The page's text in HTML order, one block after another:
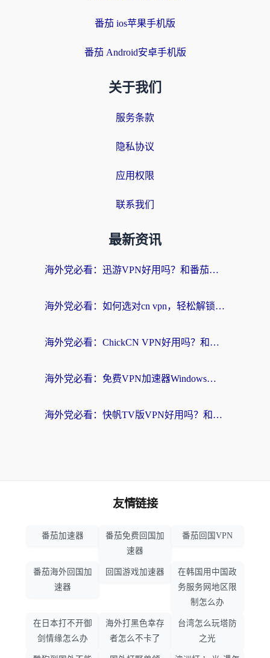
番茄 ios苹果手机版
番茄 Android安卓手机版
关于我们
服务条款
隐私协议
应用权限
联系我们
最新资讯
海外党必看：迅游VPN好用吗？和番茄加速器VPN对比哪个回国效果更好？
海外党必看：如何选对cn vpn，轻松解锁国内影音游戏？
海外党必看：ChickCN VPN好用吗？和星河VPN对比哪个回国效果更好？附真实体验+避坑指南
海外党必看：免费VPN加速器Windows版怎么选？附真实测评与无缝访问国内资源指南
海外党必看：快帆TV版VPN好用吗？和hi龟龟VPN对比哪个回国效果更好？附免费加速器选择指南
友情链接
番茄加速器
番茄免费回国加
速器
番茄回国VPN
番茄海外回国加
速器
回国游戏加速器
在韩国用中国政
务服务网地区限
制怎么办
在日本打不开御
剑情缘怎么办
海外打黑色幸存
者怎么不卡了
台湾怎么玩塔防
之光